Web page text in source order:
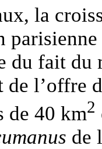
la
du fait du
de l’offre
de 40 km2
de